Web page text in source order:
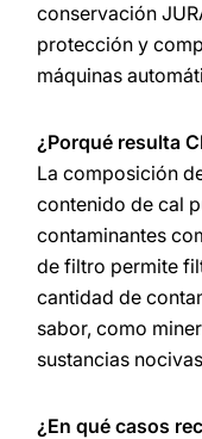
conservación
protección y
máquinas
¿Porqué resulta
La composición
contenido de cal
contaminantes
de filtro permite
cantidad de
sabor, como
sustancias
¿En qué casos